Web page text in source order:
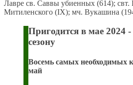
Лавре св. Саввы убиенных (614); свт.
Митиленского (IX); мч. Вукашина
Пригодится в мае 2024 -
сезону
Восемь самых необходимых
май